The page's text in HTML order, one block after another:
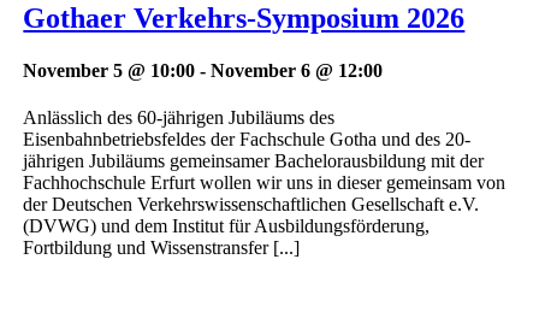
Gothaer Verkehrs-Symposium 2026
November 5 @ 10:00 -November 6 @ 12:00
Anlässlich des 60-jährigen Jubiläums des
Eisenbahnbetriebsfeldes der Fachschule Gotha und des 20-
jährigen Jubiläums gemeinsamer Bachelorausbildung mit der
Fachhochschule Erfurt wollen wir uns in dieser gemeinsam von
der Deutschen Verkehrswissenschaftlichen Gesellschaft e.V.
(DVWG) und dem Institut für Ausbildungsförderung,
Fortbildung und Wissenstransfer [...]